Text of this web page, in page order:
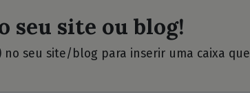
seu site ou blog!
no seu site/blog para inserir uma caixa que